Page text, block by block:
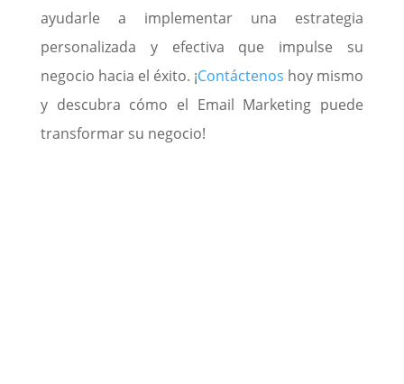
ayudarle a implementar una estrategia
personalizada y efectiva que impulse su
negocio hacia el éxito. ¡Contáctenos hoy mismo
y descubra cómo el Email Marketing puede
transformar su negocio!